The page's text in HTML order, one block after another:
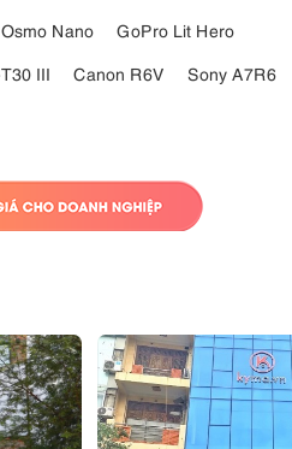
Nano
GoPro Lit Hero
III Canon R6V
Sony A7R6